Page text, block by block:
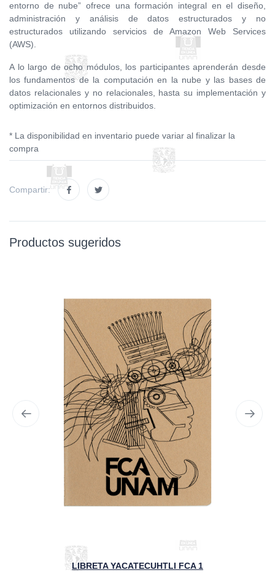
entorno de nube” ofrece una formación integral en el diseño,
administración y análisis de datos estructurados y no
estructurados utilizando servicios de Amazon Web Services
(AWS).
A lo largo de ocho módulos, los participantes aprenderán desde
los fundamentos de la computación en la nube y las bases de
datos relacionales y no relacionales, hasta su implementación y
optimización en entornos distribuidos.
* La disponibilidad en inventario puede variar al finalizar la
compra
Compartir:
Productos sugeridos
LIBRETA YACATECUHTLI FCA 1